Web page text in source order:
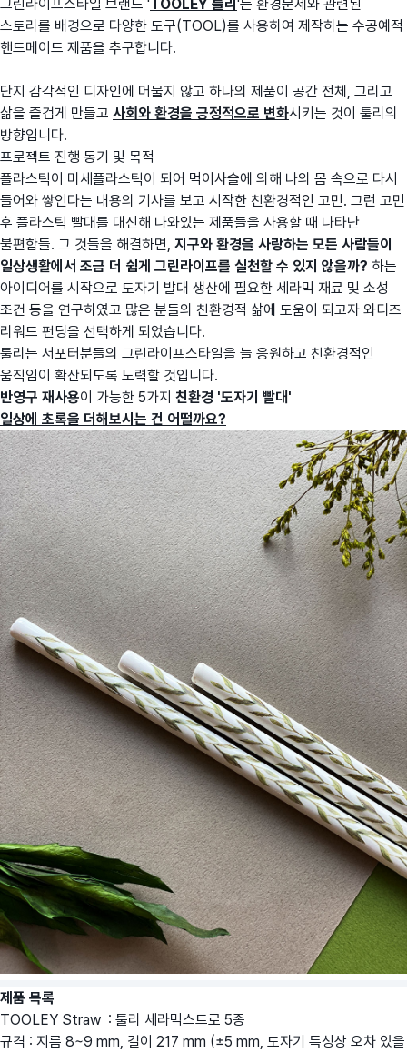
그린라이프스타일 브랜드 ' TOOLEY 툴리 '는 환경문제와 관련된
스토리를 배경으로 다양한 도구(TOOL)를 사용하여 제작하는 수공예적
핸드메이드 제품을 추구합니다.
단지 감각적인 디자인에 머물지 않고 하나의 제품이 공간 전체, 그리고
삶을 즐겁게 만들고 사회와 환경을 긍정적으로 변화시키는 것이 툴리의
방향입니다.
프로젝트 진행 동기 및 목적
플라스틱이 미세플라스틱이 되어 먹이사슬에 의해 나의 몸 속으로 다시
들어와 쌓인다는 내용의 기사를 보고 시작한 친환경적인 고민. 그런 고민
후 플라스틱 빨대를 대신해 나와있는 제품들을 사용할 때 나타난
불편함들. 그 것들을 해결하면, 지구와 환경을 사랑하는 모든 사람들이
일상생활에서 조금 더 쉽게 그린라이프를 실천할 수 있지 않을까? 하는
아이디어를 시작으로 도자기 발대 생산에 필요한 세라믹 재료 및 소성
조건 등을 연구하였고 많은 분들의 친환경적 삶에 도움이 되고자 와디즈
리워드 펀딩을 선택하게 되었습니다.
툴리는 서포터분들의 그린라이프스타일을 늘 응원하고 친환경적인
움직임이 확산되도록 노력할 것입니다.
반영구 재사용이 가능한 5가지 친환경 '도자기 빨대'
일상에 초록을 더해보시는 건 어떨까요?
제품 목록
TOOLEY Straw : 툴리 세라믹스트로 5종
규격 : 지름 8~9 mm, 길이 217 mm (±5 mm, 도자기 특성상 오차 있을